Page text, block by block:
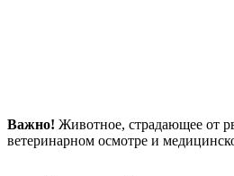
Важно! Животное, страдающее от
ветеринарном осмотре и